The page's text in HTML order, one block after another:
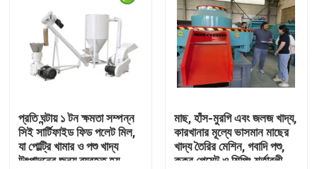
প্রতি ঘন্টায় ১ টন ক্ষমতা সম্পন্ন
সিই সার্টিফাইড ফিড পলেট মিল,
যা পোল্ট্রি খামার ও পশু খাদ্য
উৎপাদনের জন্য ব্যবহৃত হয়
মাছ, হাঁস-মুরগি এবং জলজ খাদ্য,
কারখানার মূল্যে ভাসমান মাছের
খাদ্য তৈরির মেশিন, গবাদি পশু,
কুকুর পেমেন্ট ও শিপিং শর্তাবলী